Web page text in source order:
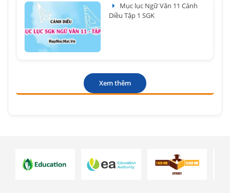
Mục lục Ngữ Văn 11 Cánh
Diều Tập 1 SGK
Xem thêm